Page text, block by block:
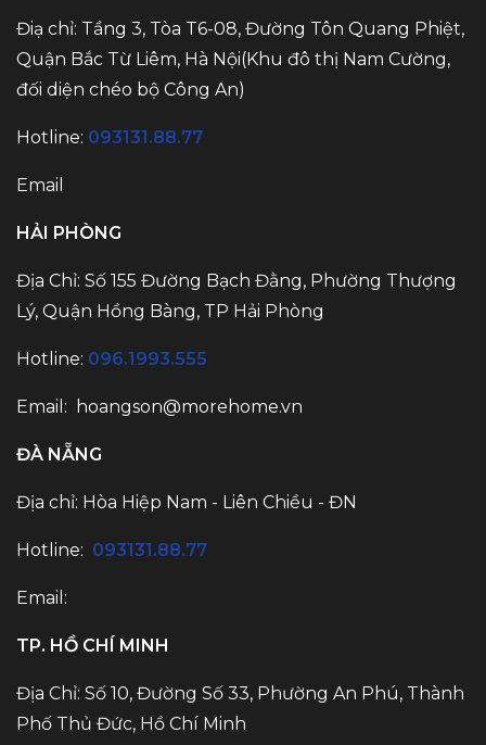
Điạ chỉ: Tầng 3, Tòa T6-08, Đường Tôn Quang Phiệt,
Quận Bắc Từ Liêm, Hà Nội(Khu đô thị Nam Cường,
đối diện chéo bộ Công An)
Hotline: 093131.88.77
Email
HẢI PHÒNG
Địa Chỉ: Số 155 Đường Bạch Đằng, Phường Thượng
Lý, Quận Hồng Bàng, TP Hải Phòng
Hotline: 096.1993.555
Email: hoangson@morehome.vn
ĐÀ NẴNG
Địa chỉ: Hòa Hiệp Nam - Liên Chiều - ĐN
Hotline: 093131.88.77
Email:
TP. HỒ CHÍ MINH
Địa Chỉ: Số 10, Đường Số 33, Phường An Phú, Thành
Phố Thủ Đức, Hồ Chí Minh